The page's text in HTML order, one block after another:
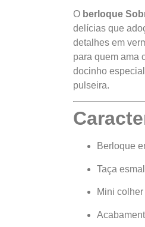
O berloque
delícias que
detalhes em
para quem ama
docinho
pulseira.
Berloque
Taça
Mini